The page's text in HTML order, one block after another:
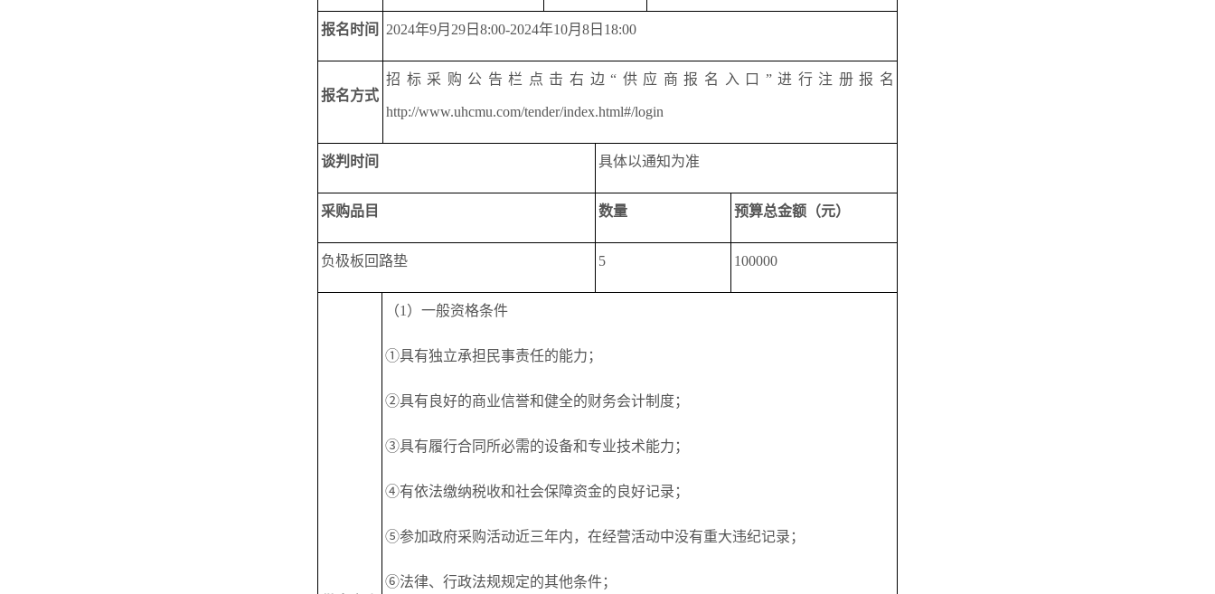
报名时间 2024年9月29日8:00-2024年10月8日18:00
报名方式
招标采购公告栏点击右边“供应商报名入口”进行注册报名
http://www.uhcmu.com/tender/index.html#/login
谈判 时间 具体以通知为准
采购品目 数量 预算总金额 （元）
负极板回路垫 5 100000
（1）一般资格条件
①具有独立承担民事责任的能力；
②具有良好的商业信誉和健全的财务会计制度；
③具有履行合同所必需的设备和专业技术能力；
④有依法缴纳税收和社会保障资金的良好记录；
⑤参加政府采购活动近三年内，在经营活动中没有重大违纪记录；
⑥法律、行政法规规定的其他条件；